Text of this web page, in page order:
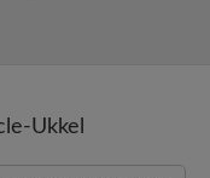
Ukkel